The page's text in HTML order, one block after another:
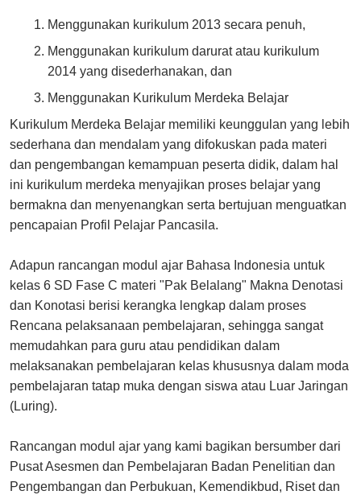
Menggunakan kurikulum 2013 secara penuh,
Menggunakan kurikulum darurat atau kurikulum
2014 yang disederhanakan, dan
Menggunakan Kurikulum Merdeka Belajar
Kurikulum Merdeka Belajar memiliki keunggulan yang lebih
sederhana dan mendalam yang difokuskan pada materi
dan pengembangan kemampuan peserta didik, dalam hal
ini kurikulum merdeka menyajikan proses belajar yang
bermakna dan menyenangkan serta bertujuan menguatkan
pencapaian Profil Pelajar Pancasila.
Adapun rancangan modul ajar Bahasa Indonesia untuk
kelas 6 SD Fase C materi "Pak Belalang" Makna Denotasi
dan Konotasi berisi kerangka lengkap dalam proses
Rencana pelaksanaan pembelajaran, sehingga sangat
memudahkan para guru atau pendidikan dalam
melaksanakan pembelajaran kelas khususnya dalam moda
pembelajaran tatap muka dengan siswa atau Luar Jaringan
(Luring).
Rancangan modul ajar yang kami bagikan bersumber dari
Pusat Asesmen dan Pembelajaran Badan Penelitian dan
Pengembangan dan Perbukuan, Kemendikbud, Riset dan